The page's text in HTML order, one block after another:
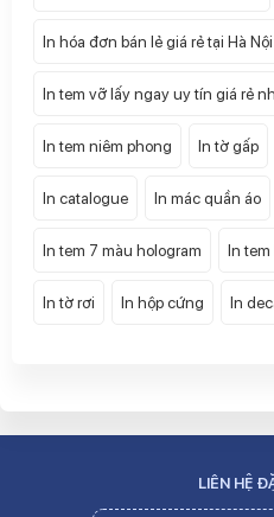
In hóa đơn bán lẻ giá rẻ tại Hà Nội
In tem vỡ lấy ngay uy tín giá rẻ
In tem niêm phong In tờ gấp
In catalogue In mác quần áo
In tem 7 màu hologram In tem
In tờ rơi In hộp cứng In
LIÊN HỆ